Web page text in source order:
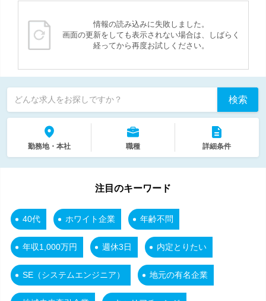
情報の読み込みに失敗しました。
画面の更新をしても表示されない場合は、しばらく
経ってから再度お試しください。
どんな求人をお探しですか？ 検索
勤務地・本社 職種 詳細条件
注目のキーワード
40代 ホワイト企業 年齢不問
年収1,000万円 週休3日 内定とりたい
SE（システムエンジニア） 地元の有名企業